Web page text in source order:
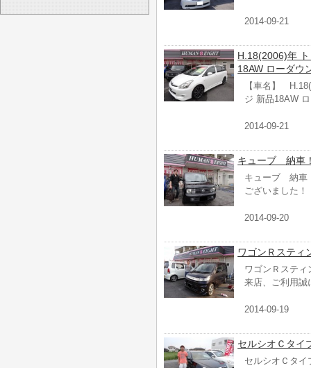
2014-09-21
H.18(2006)年
18AW ローダウ
【車名】
ジ 新品18AW
2014-09-21
キューブ 納車
キューブ 納車
ございました
2014-09-20
ワゴンＲステ
ワゴンＲステ
来店、ご利用誠
2014-09-19
セルシオＣタ
セルシオＣタ